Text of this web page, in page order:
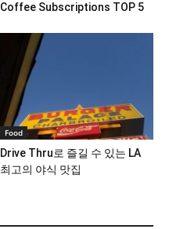
Coffee Subscriptions TOP 5
Food
Drive Thru로 즐길 수 있는 LA
최고의 야식 맛집